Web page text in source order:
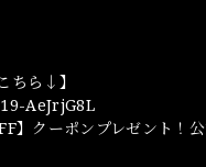
ちら↓】
AeJrjG8L
】クーポンプレゼント！